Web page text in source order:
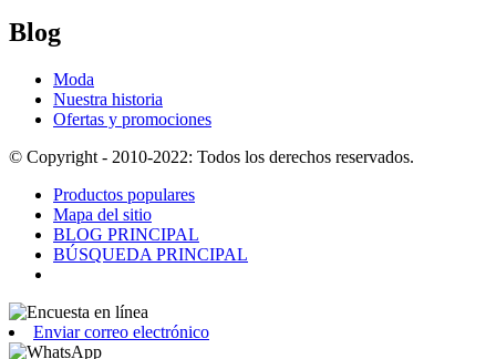
Blog
Moda
Nuestra historia
Ofertas y promociones
© Copyright - 2010-2022: Todos los derechos reservados.
Productos populares
Mapa del sitio
BLOG PRINCIPAL
BÚSQUEDA PRINCIPAL
Enviar correo electrónico